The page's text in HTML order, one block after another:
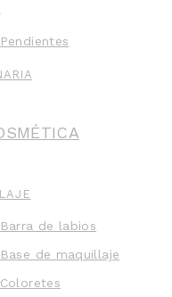
Pendientes
Barra de labios
Base de maquillaje
Coloretes